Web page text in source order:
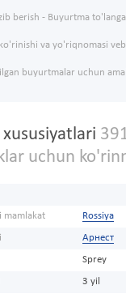
berish - Buyurtma
va yo'riqnomasi
buyurtmalar uchun
uchun
mamlakat Rossiya
Арнест
Sprey
3 yil